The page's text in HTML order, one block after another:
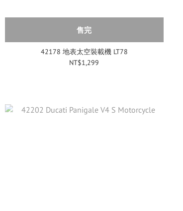
售完
42178 地表太空裝載機 LT78
NT$1,299